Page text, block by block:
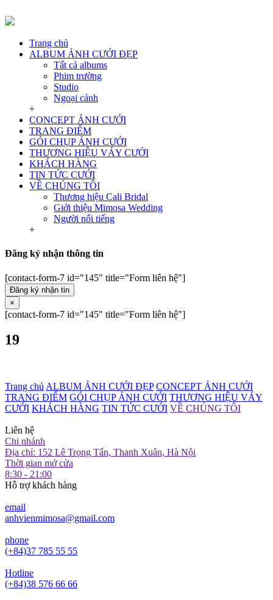
Trang chủ
ALBUM ẢNH CƯỚI ĐẸP
Tất cả albums
Phim trường
Studio
Ngoại cảnh
+
CONCEPT ẢNH CƯỚI
TRANG ĐIỂM
GÓI CHỤP ẢNH CƯỚI
THƯƠNG HIỆU VÁY CƯỚI
KHÁCH HÀNG
TIN TỨC CƯỚI
VỀ CHÚNG TÔI
Thương hiệu Cali Bridal
Giới thiệu Mimosa Wedding
Người nổi tiếng
+
Đăng ký nhận thông tin
[contact-form-7 id="145" title="Form liên hệ"]
Đăng ký nhận tin
×
[contact-form-7 id="145" title="Form liên hệ"]
19
Trang chủ ALBUM ẢNH CƯỚI ĐẸP CONCEPT ẢNH CƯỚI
TRANG ĐIỂM GÓI CHỤP ẢNH CƯỚI THƯƠNG HIỆU VÁY
CƯỚI KHÁCH HÀNG TIN TỨC CƯỚI VỀ CHÚNG TÔI
Liên hệ
Chi nhánh
Địa chỉ: 152 Lê Trọng Tấn, Thanh Xuân, Hà Nội
Thời gian mở cửa
8:30 - 21:00
Hỗ trợ khách hàng
email
anhvienmimosa@gmail.com
phone
(+84)37 785 55 55
Hotline
(+84)38 576 66 66